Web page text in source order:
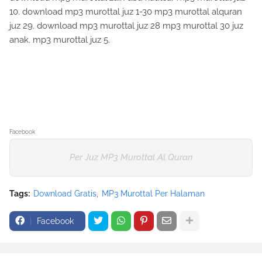
10. download mp3 murottal juz 1-30 mp3 murottal alquran
juz 29. download mp3 murottal juz 28 mp3 murottal 30 juz
anak. mp3 murottal juz 5.
Facebook
Per Juz MP3 Murottal Al Quran
Tags: Download Gratis MP3 Murottal Per Halaman
Facebook